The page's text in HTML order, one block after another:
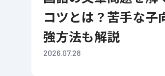
コツとは？苦手な子
強方法も解説
2026.07.28